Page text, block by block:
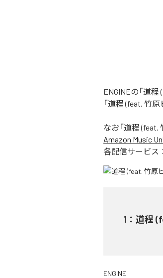
ENGINEの「道
「道程 (feat. 竹
なお「道程 (feat.
Amazon Music
各配信サービス
1 ： 道程
ENGINE